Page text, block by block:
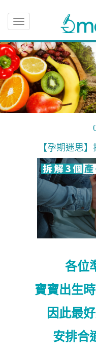
Toggle
navigation
【孕期迷思
各位
寶寶出生
因此最
安排合